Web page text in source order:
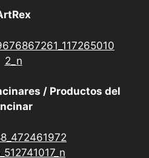
/ Productos del